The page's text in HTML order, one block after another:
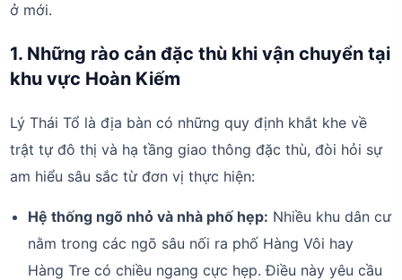
ở mới.
1. Những rào cản đặc thù khi vận chuyển tại
khu vực Hoàn Kiếm
Lý Thái Tổ là địa bàn có những quy định khắt khe về
trật tự đô thị và hạ tầng giao thông đặc thù, đòi hỏi sự
am hiểu sâu sắc từ đơn vị thực hiện:
Hệ thống ngõ nhỏ và nhà phố hẹp: Nhiều khu dân cư
nằm trong các ngõ sâu nối ra phố Hàng Vôi hay
Hàng Tre có chiều ngang cực hẹp. Điều này yêu cầu